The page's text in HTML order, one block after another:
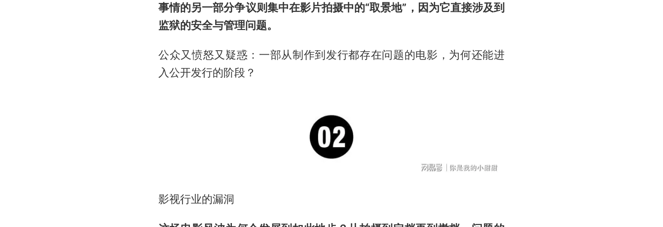
事情的另一部分争议则集中在影片拍摄中的“取景地”，因为它直接涉及到
监狱的安全与管理问题。
公众又愤怒又疑惑：一部从制作到发行都存在问题的电影，为何还能进
入公开发行的阶段？
影视行业的漏洞